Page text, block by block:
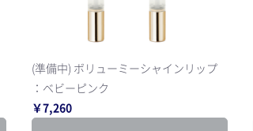
(準備中) ボリューミーシャインリップ
：ベビーピンク
￥7,260